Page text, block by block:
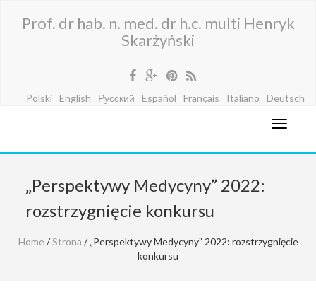
Prof. dr hab. n. med. dr h.c. multi Henryk
Skarżyński
Polski English Русский Español Français Italiano Deutsch
„Perspektywy Medycyny” 2022:
rozstrzygnięcie konkursu
Home /Strona / „Perspektywy Medycyny” 2022: rozstrzygnięcie
konkursu